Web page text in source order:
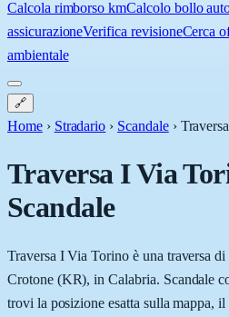
Calcola rimborso kmCalcolo bollo
assicurazioneVerifica revisioneCerca
ambientale
🔗
Home › Stradario › Scandale ›
Traversa I Via
Scandale
Traversa I Via Torino è una traversa
Crotone (KR), in Calabria. Scandale
trovi la posizione esatta sulla mappa,